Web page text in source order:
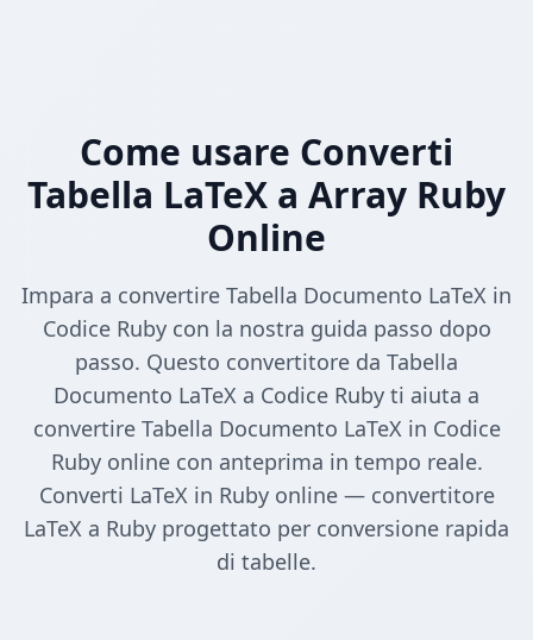
Come usare Converti
Tabella LaTeX a Array Ruby
Online
Impara a convertire Tabella Documento LaTeX in
Codice Ruby con la nostra guida passo dopo
passo. Questo convertitore da Tabella
Documento LaTeX a Codice Ruby ti aiuta a
convertire Tabella Documento LaTeX in Codice
Ruby online con anteprima in tempo reale.
Converti LaTeX in Ruby online — convertitore
LaTeX a Ruby progettato per conversione rapida
di tabelle.